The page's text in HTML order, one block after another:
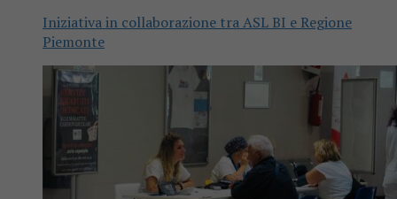
Iniziativa in collaborazione tra ASL BI e Regione
Piemonte